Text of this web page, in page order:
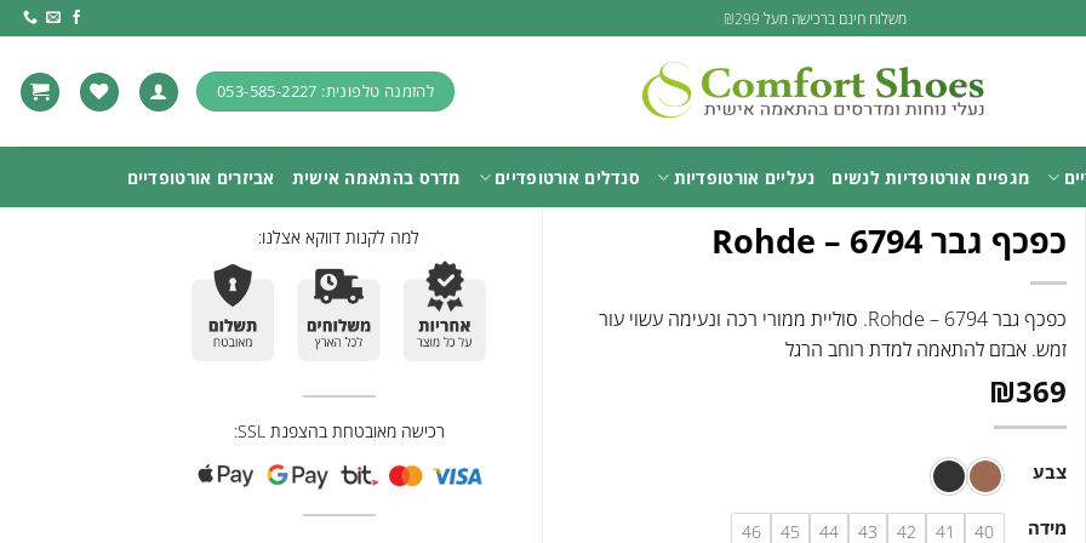
משלוח חינם ברכישה מעל ₪299
להזמנה טלפונית: 053-585-2227
מגפיים אורטופדיות לנשים נעליים אורטופדיות סנדלים אורטופדיים מדרס בהתאמה אישית אביזרים אורטופדיים
כפכף גבר Rohde – 6794
כפכף גבר Rohde – 6794. סוליית ממורי רכה ונעימה עשוי עור
זמש. אבזם להתאמה למדת רוחב הרגל
₪369
צבע
מידה 40
41
42
43
44
45
46
למה לקנות דווקא אצלנו:
רכישה מאובטחת בהצפנת SSL: